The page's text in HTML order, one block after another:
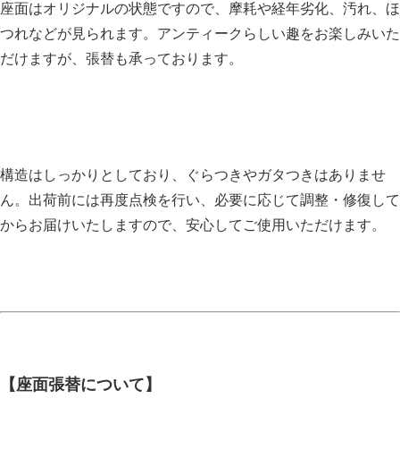
座面はオリジナルの状態ですので、摩耗や経年劣化、汚れ、ほ
つれなどが見られます。アンティークらしい趣をお楽しみいた
だけますが、張替も承っております。
構造はしっかりとしており、ぐらつきやガタつきはありませ
ん。出荷前には再度点検を行い、必要に応じて調整・修復して
からお届けいたしますので、安心してご使用いただけます。
【座面張替について】